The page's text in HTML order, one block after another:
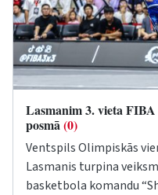
Lasmanim 3. vieta
posmā(0)
Ventspils Olimpiskās
Lasmanis turpina
basketbola komandu